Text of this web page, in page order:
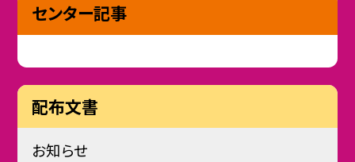
センター記事
配布文書
お知らせ